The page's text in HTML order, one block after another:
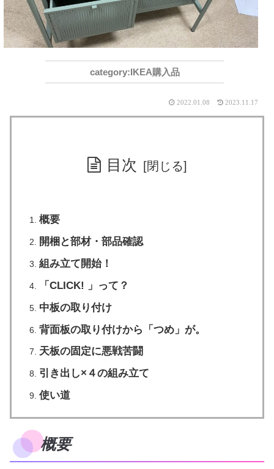
IKEA購入品
2022.01.08 2023.11.17
目次
概要
開梱と部材・部品確認
組み立て開始！
「CLICK! 」って？
中板の取り付け
背面板の取り付けから「つめ」が。
天板の固定に悪戦苦闘
引き出し×４の組み立て
使い道
概要